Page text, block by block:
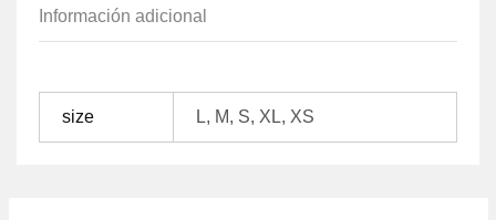
Información adicional
size L, M, S, XL, XS